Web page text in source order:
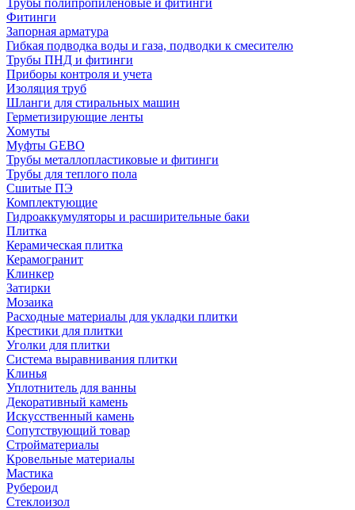
Трубы полипропиленовые и фитинги
Фитинги
Запорная арматура
Гибкая подводка воды и газа, подводки к смесителю
Трубы ПНД и фитинги
Приборы контроля и учета
Изоляция труб
Шланги для стиральных машин
Герметизирующие ленты
Хомуты
Муфты GEBO
Трубы металлопластиковые и фитинги
Трубы для теплого пола
Сшитые ПЭ
Комплектующие
Гидроаккумуляторы и расширительные баки
Плитка
Керамическая плитка
Керамогранит
Клинкер
Затирки
Мозаика
Расходные материалы для укладки плитки
Крестики для плитки
Уголки для плитки
Система выравнивания плитки
Клинья
Уплотнитель для ванны
Декоративный камень
Искусственный камень
Сопутствующий товар
Стройматериалы
Кровельные материалы
Мастика
Рубероид
Стеклоизол